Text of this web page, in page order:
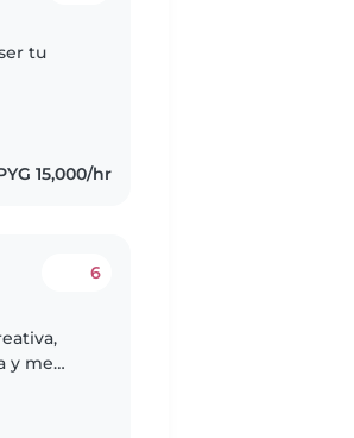
tu
15,000/hr
6
y me